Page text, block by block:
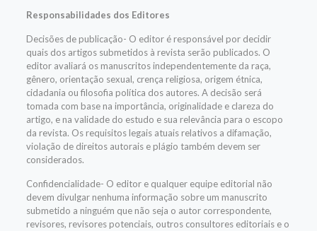
Responsabilidades dos Editores
Decisões de publicação- O editor é responsável por decidir
quais dos artigos submetidos à revista serão publicados. O
editor avaliará os manuscritos independentemente da raça,
gênero, orientação sexual, crença religiosa, origem étnica,
cidadania ou filosofia política dos autores. A decisão será
tomada com base na importância, originalidade e clareza do
artigo, e na validade do estudo e sua relevância para o escopo
da revista. Os requisitos legais atuais relativos a difamação,
violação de direitos autorais e plágio também devem ser
considerados.
Confidencialidade- O editor e qualquer equipe editorial não
devem divulgar nenhuma informação sobre um manuscrito
submetido a ninguém que não seja o autor correspondente,
revisores, revisores potenciais, outros consultores editoriais e o